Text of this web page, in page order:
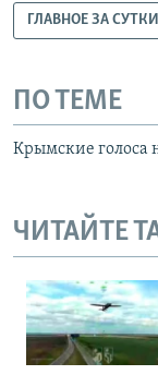
ГЛАВНОЕ ЗА СУТКИ
ПО ТЕМЕ
Крымские голоса
ЧИТАЙТЕ